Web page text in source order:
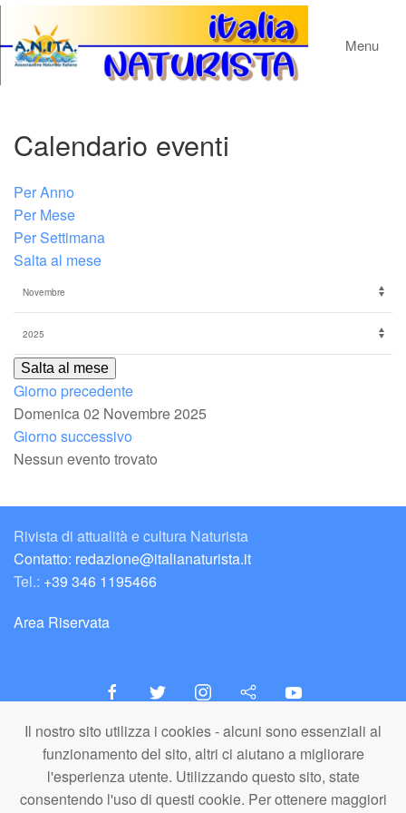
Il nostro sito utilizza i cookies - alcuni sono essenziali al
funzionamento del sito, altri ci aiutano a migliorare
l'esperienza utente. Utilizzando questo sito, state
consentendo l'uso di questi cookie. Per ottenere maggiori
Menu
Calendario eventi
Per Anno
Per Mese
Per Settimana
Salta al mese
Salta al mese
Giorno precedente
Domenica 02 Novembre 2025
Giorno successivo
Nessun evento trovato
Rivista di attualità e cultura Naturista
Contatto: redazione@italianaturista.it
Tel.: +39 346 1195466
Area Riservata
italiaNATURISTA
Editore e Redazione
A.N.ITA. Associazione Naturista Italiana (APS)
C.F. 80203710159